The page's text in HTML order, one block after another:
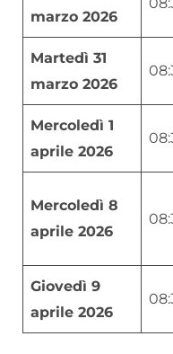
marzo 2026
Martedì 31
marzo 2026
Mercoledì 1
aprile 2026
Mercoledì 8
aprile 2026
Giovedì 9
aprile 2026